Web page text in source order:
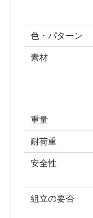
色・パターン
素材
重量
耐荷重
安全性
組立の要否